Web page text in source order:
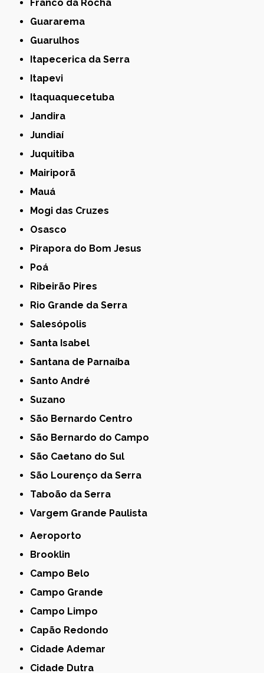
Franco da Rocha
Guararema
Guarulhos
Itapecerica da Serra
Itapevi
Itaquaquecetuba
Jandira
Jundiaí
Juquitiba
Mairiporã
Mauá
Mogi das Cruzes
Osasco
Pirapora do Bom Jesus
Poá
Ribeirão Pires
Rio Grande da Serra
Salesópolis
Santa Isabel
Santana de Parnaíba
Santo André
Suzano
São Bernardo Centro
São Bernardo do Campo
São Caetano do Sul
São Lourenço da Serra
Taboão da Serra
Vargem Grande Paulista
Aeroporto
Brooklin
Campo Belo
Campo Grande
Campo Limpo
Capão Redondo
Cidade Ademar
Cidade Dutra